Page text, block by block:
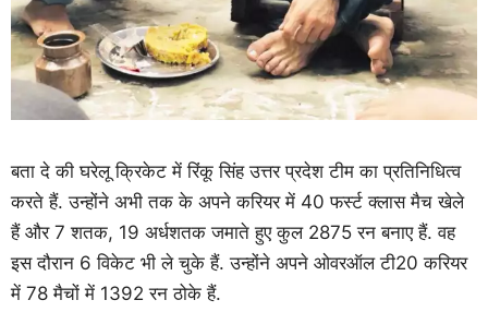
बता दे की घरेलू क्रिकेट में रिंकू सिंह उत्तर प्रदेश टीम का प्रतिनिधित्व
करते हैं. उन्होंने अभी तक के अपने करियर में 40 फर्स्ट क्लास मैच खेले
हैं और 7 शतक, 19 अर्धशतक जमाते हुए कुल 2875 रन बनाए हैं. वह
इस दौरान 6 विकेट भी ले चुके हैं. उन्होंने अपने ओवरऑल टी20 करियर
में 78 मैचों में 1392 रन ठोके हैं.